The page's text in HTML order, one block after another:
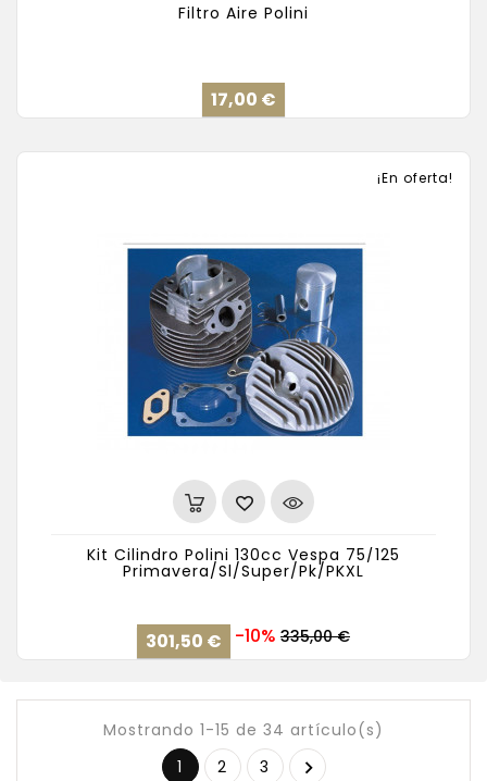
Filtro Aire Polini
17,00 €
¡En oferta!
Kit Cilindro Polini 130cc Vespa 75/125
Primavera/Sl/Super/Pk/PKXL
301,50 € Precio
base
-10% 335,00 €Precio
Mostrando 1-15 de 34 artículo(s)
1
2 3 